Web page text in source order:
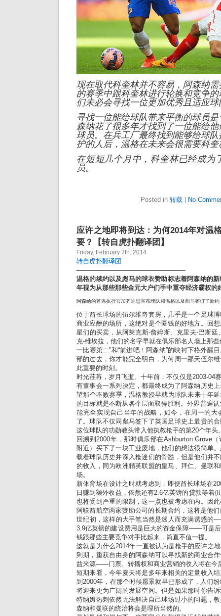
现在取代科奎林并不容易，阿森纳
的赛季中跟科奎林进行轮换和竞争
们未必会寻找一位更加优秀且适应
寻找一位能给球队带来平衡的球员
森纳花了很多年才找到了一位能给
球员。在兵工厂最终找到能够给球
护的人后，温格在未来会很需要科奎
在短短几个月中，科奎林已经成为
员。
Posted in 转载 No
应许之地即将到达：为何2014年对温
要？【转自虎扑翻译团】
Friday, February 7th, 2014
转自虎扑翻译团
—————————————————
温格的续约以及彪马的球衣赞助标志着阿森纳的
年视为从那些那些金元大户们手中重夺经济霸权的
阿森纳的首席执行官加齐迪思宣布球队和温格以及彪马签订了新约
位于酋长球场的伍尔维奇套房，几乎是一个足球
商业应酬的场所，这绝对是个圈钱的好地方。回
星们的买卖，从阿莱克斯-詹姆斯、克里夫-巴斯廷
克-维埃拉，他们的名字早就在俱乐部名人墙上那
一比赛第二”和“前进吧！阿森纳”的映衬下格外醒
部的过去，你才能完全明白，为何周一那天伍尔
此重要的时刻。
时光荏苒，岁月飞逝。十年前，不仅仅是2003-04
有董事会一系列决定，都最终成为了阿森纳历史
望那个不败赛季，温格教授早就为球队未来十年
的目标就是不断从各个层面取得胜利。外界普遍
能完全实现自己当年的战略，如今，在周一的大
了。球队不仅同彪马签下了英国足球史上最贵的
这位球队的功勋教头带入他执教枪手的第20个年头
回溯到2000年，那时俱乐部在Ashburton Grove
附近）买下了一块工业废地，他们的想法很简单
载着球队历史并深入枪迷们的骨髓，但是他们并
的收入，同为欧洲精英联盟的皇马、拜仁、曼联
场。
新体育场在设计之时就考虑到，即便酋长球场在
日赚到额外收益，依然还有2.6亿英镑的贷款等着
也将受到严重的限制，这一点也被考虑在内。因
阿联酋航空两家赞助公司的长期合约，这将是他
世纪初，这样的大手笔当然是迷人而充满诱惑的
3.9亿英镑的建设费用是巨大的资金保障——可是
钱跟那些主要竞争对手比起来，简直不值一提。
这就是为什么2014年一直被认为是枪手的应许之
到期，重获自由身的阿森纳可以寻找新的商业合
益来源——门票、转播权和商业营销的收入将在今
短期来看，今年夏天将是多年来相关的定量收入
到2000年，在那个时候愿景就早已形成了，人们
将迎来更为广阔的发展空间。但是如果那时你告
特纳姆热刺依然无法解决自己球场过小的问题，
森纳和曼联的统治将会是理所当然的。